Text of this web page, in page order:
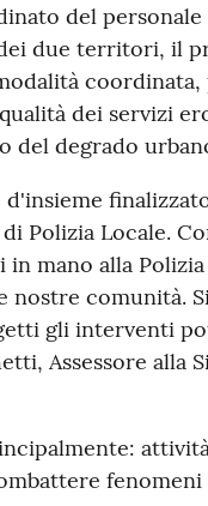
del personale
due territori, il
coordinata,
dei servizi
del degrado
Polizia Locale.
mano alla
comunità.
gli interventi
Assessore alla